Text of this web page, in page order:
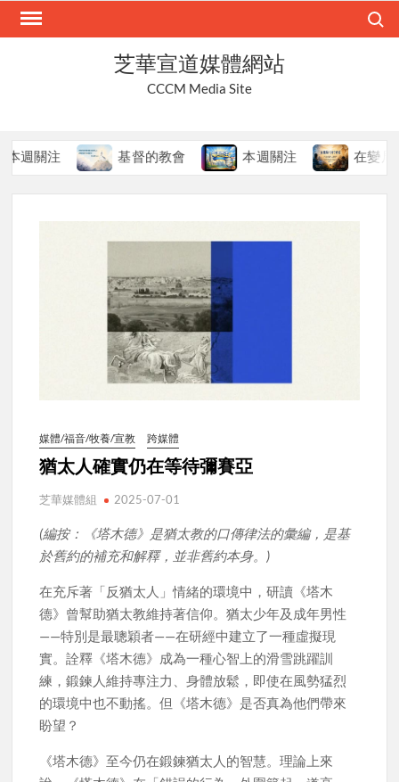
Skip
芝華宣道媒體網站
CCCM Media Site
注 基督的教會 本週關注 在變局中持
媒體/福音/牧養/宣教 跨媒體
猶太人確實仍在等待彌賽亞
芝華媒體組 2025-07-01
(編按：《塔木德》是猶太教的口傳律法的彙編，是基
於舊約的補充和解釋，並非舊約本身。)
在充斥著「反猶太人」情緒的環境中，研讀《塔木
德》曾幫助猶太教維持著信仰。猶太少年及成年男性
——特別是最聰穎者——在研經中建立了一種虛擬現
實。詮釋《塔木德》成為一種心智上的滑雪跳躍訓
練，鍛鍊人維持專注力、身體放鬆，即使在風勢猛烈
的環境中也不動搖。但《塔木德》是否真為他們帶來
盼望？
《塔木德》至今仍在鍛鍊猶太人的智慧。理論上來